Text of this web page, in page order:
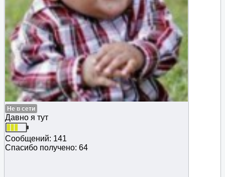
Не в сети
Давно я тут
Сообщений: 141
Спасибо получено: 64